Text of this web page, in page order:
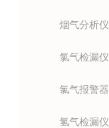
烟气分析仪
氯气检漏仪
氯气报警器
氢气检漏仪